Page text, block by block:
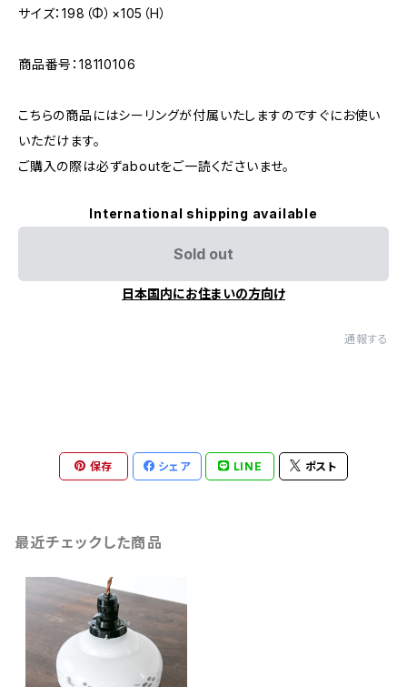
サイズ：198（Φ）×105（H）
商品番号：18110106
こちらの商品にはシーリングが付属いたしますのですぐにお使い
いただけます。
ご購入の際は必ずaboutをご一読くださいませ。
International shipping available
Sold out
日本国内にお住まいの方向け
通報する
保存 シェア LINE ポスト
最近チェックした商品